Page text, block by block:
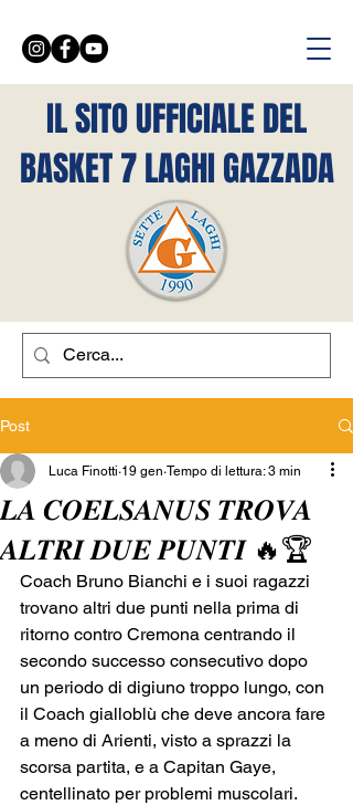
IL SITO UFFICIALE DEL
BASKET 7 LAGHI GAZZADA
Post
𝑳𝑨 𝑪𝑶𝑬𝑳𝑺𝑨𝑵𝑼𝑺 𝑻𝑹𝑶𝑽𝑨
𝑨𝑳𝑻𝑹𝑰 𝑫𝑼𝑬 𝑷𝑼𝑵𝑻𝑰 🔥🏆
Luca Finotti 19 gen Tempo di lettura: 3 min
Coach Bruno Bianchi e i suoi ragazzi
trovano altri due punti nella prima di
ritorno contro Cremona centrando il
secondo successo consecutivo dopo
un periodo di digiuno troppo lungo, con
il Coach gialloblù che deve ancora fare
a meno di Arienti, visto a sprazzi la
scorsa partita, e a Capitan Gaye,
centellinato per problemi muscolari.